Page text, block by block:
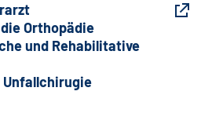
Orthopädie
und Rehabilitative
Unfallchirugie